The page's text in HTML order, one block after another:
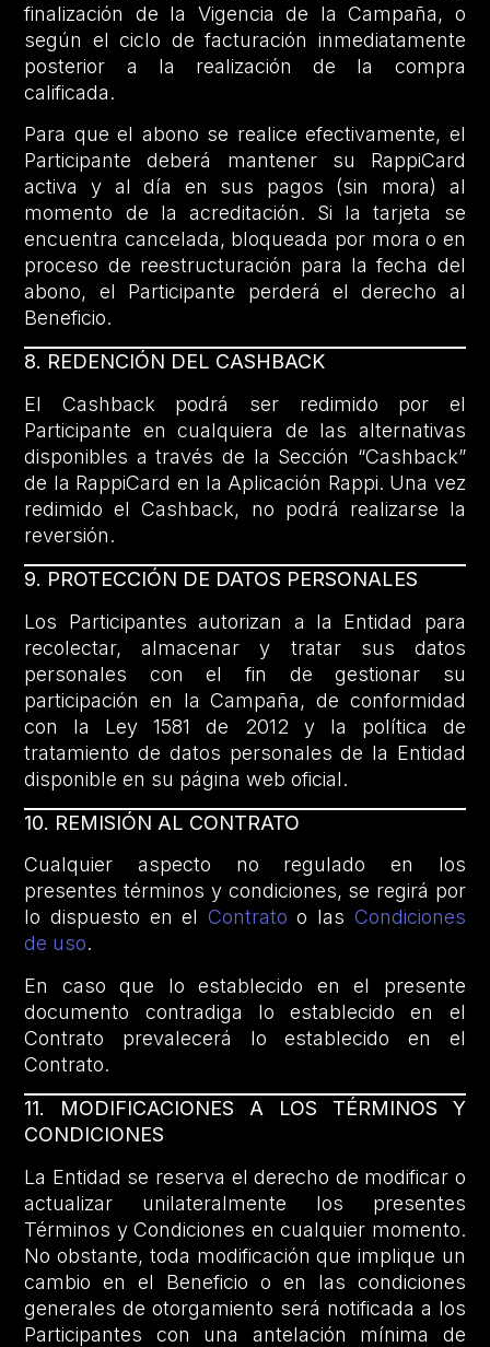
finalización de la Vigencia de la Campaña, o
según el ciclo de facturación inmediatamente
posterior a la realización de la compra
calificada.
Para que el abono se realice efectivamente, el
Participante deberá mantener su RappiCard
activa y al día en sus pagos (sin mora) al
momento de la acreditación. Si la tarjeta se
encuentra cancelada, bloqueada por mora o en
proceso de reestructuración para la fecha del
abono, el Participante perderá el derecho al
Beneficio.
8. REDENCIÓN DEL CASHBACK
El Cashback podrá ser redimido por el
Participante en cualquiera de las alternativas
disponibles a través de la Sección “Cashback”
de la RappiCard en la Aplicación Rappi. Una vez
redimido el Cashback, no podrá realizarse la
reversión.
9. PROTECCIÓN DE DATOS PERSONALES
Los Participantes autorizan a la Entidad para
recolectar, almacenar y tratar sus datos
personales con el fin de gestionar su
participación en la Campaña, de conformidad
con la Ley 1581 de 2012 y la política de
tratamiento de datos personales de la Entidad
disponible en su página web oficial.
10. REMISIÓN AL CONTRATO
Cualquier aspecto no regulado en los
presentes términos y condiciones, se regirá por
lo dispuesto en el Contratoo las Condiciones
de uso.
En caso que lo establecido en el presente
documento contradiga lo establecido en el
Contrato prevalecerá lo establecido en el
Contrato.
11. MODIFICACIONES A LOS TÉRMINOS Y
CONDICIONES
La Entidad se reserva el derecho de modificar o
actualizar unilateralmente los presentes
Términos y Condiciones en cualquier momento.
No obstante, toda modificación que implique un
cambio en el Beneficio o en las condiciones
generales de otorgamiento será notificada a los
Participantes con una antelación mínima de